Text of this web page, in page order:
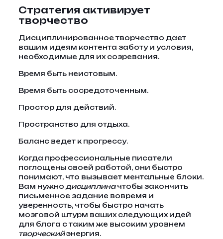
Стратегия активирует
творчество
Дисциплинированное творчество дает
вашим идеям контента заботу и условия,
необходимые для их созревания.
Время быть неистовым.
Время быть сосредоточенным.
Простор для действий.
Пространство для отдыха.
Баланс ведет к прогрессу.
Когда профессиональные писатели
поглощены своей работой, они быстро
понимают, что вызывает ментальные блоки.
Вам нужно дисциплиначтобы закончить
письменное задание вовремя и
уверенность, чтобы быстро начать
мозговой штурм ваших следующих идей
для блога с таким же высоким уровнем
творческийэнергия.